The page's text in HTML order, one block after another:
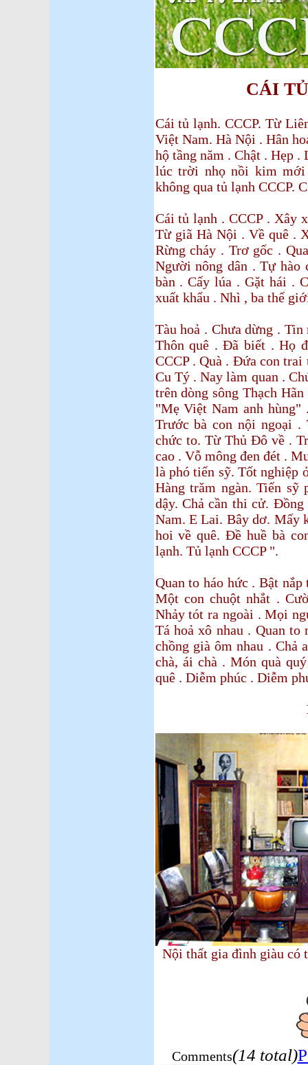
CÁI
Cái tủ lạnh. CCCP. Từ
Việt Nam. Hà Nội . Hân
hộ tầng năm . Chật . Hẹp
lúc trời nhọ nồi kim
không qua tủ lạnh CCCP.
Cái tủ lạnh . CCCP . Xây
Từ giã Hà Nội . Về quê .
Rừng cháy . Trơ gốc .
Người nông dân . Tự
bàn . Cấy lúa . Gặt hái .
xuất khẩu . Nhì , ba thế
Tàu hoả . Chưa dừng .
Thôn quê . Đã biết . Họ
CCCP . Quà . Đứa con
Cu Tý . Nay làm quan .
trên dòng sông Thạch
"Mẹ Việt Nam anh hùng"
Trước bà con nội ngoại
chức to. Từ Thủ Đô về .
cao . Vỗ mông đen đét .
là phó tiến sỹ. Tốt nghiệp
Hàng trăm ngàn. Tiến sỹ
dậy. Chả cần thi cử.
Nam. E Lai. Bây dơ. Mấy
hoi về quê. Đề huề bà
lạnh. Tủ lạnh CCCP ".
Quan to háo hức . Bật
Một con chuột nhắt .
Nhảy tót ra ngoài . Mọi
Tá hoả xô nhau . Quan
chồng già ôm nhau . Chả
chà, ái chà . Món quà
quê . Diễm phúc . Diễm
Nội thất gia đình giàu
Comments(14 total)